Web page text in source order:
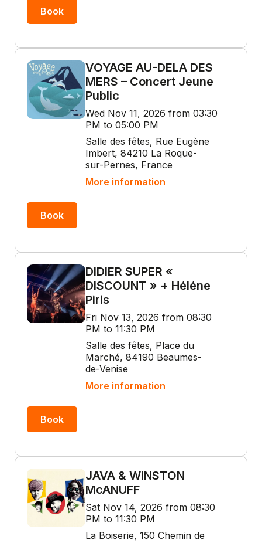
Book
VOYAGE AU-DELA DES
MERS – Concert Jeune
Public
Wed Nov 11, 2026 from 03:30
PM to 05:00 PM
Salle des fêtes, Rue Eugène
Imbert, 84210 La Roque-
sur-Pernes, France
More information
Book
DIDIER SUPER «
DISCOUNT » + Héléne
Piris
Fri Nov 13, 2026 from 08:30
PM to 11:30 PM
Salle des fêtes, Place du
Marché, 84190 Beaumes-
de-Venise
More information
Book
JAVA & WINSTON
McANUFF
Sat Nov 14, 2026 from 08:30
PM to 11:30 PM
La Boiserie, 150 Chemin de